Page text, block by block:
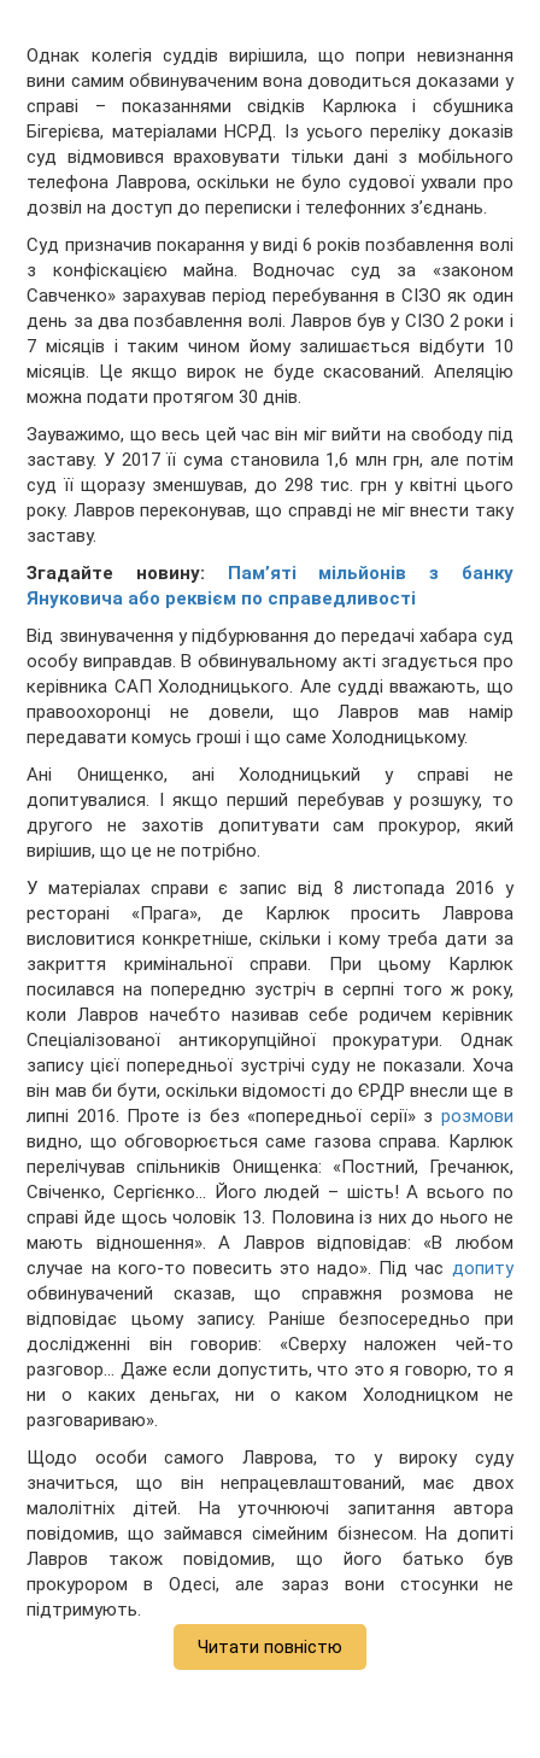
Однак колегія суддів вирішила, що попри невизнання
вини самим обвинуваченим вона доводиться доказами у
справі – показаннями свідків Карлюка і сбушника
Бігерієва, матеріалами НСРД. Із усього переліку доказів
суд відмовився враховувати тільки дані з мобільного
телефона Лаврова, оскільки не було судової ухвали про
дозвіл на доступ до переписки і телефонних з’єднань.
Суд призначив покарання у виді 6 років позбавлення волі
з конфіскацією майна. Водночас суд за «законом
Савченко» зарахував період перебування в СІЗО як один
день за два позбавлення волі. Лавров був у СІЗО 2 роки і
7 місяців і таким чином йому залишається відбути 10
місяців. Це якщо вирок не буде скасований. Апеляцію
можна подати протягом 30 днів.
Зауважимо, що весь цей час він міг вийти на свободу під
заставу. У 2017 її сума становила 1,6 млн грн, але потім
суд її щоразу зменшував, до 298 тис. грн у квітні цього
року. Лавров переконував, що справді не міг внести таку
заставу.
Згадайте новину: Пам’яті мільйонів з банку
Януковича або реквієм по справедливості
Від звинувачення у підбурювання до передачі хабара суд
особу виправдав. В обвинувальному акті згадується про
керівника САП Холодницького. Але судді вважають, що
правоохоронці не довели, що Лавров мав намір
передавати комусь гроші і що саме Холодницькому.
Ані Онищенко, ані Холодницький у справі не
допитувалися. І якщо перший перебував у розшуку, то
другого не захотів допитувати сам прокурор, який
вирішив, що це не потрібно.
У матеріалах справи є запис від 8 листопада 2016 у
ресторані «Прага», де Карлюк просить Лаврова
висловитися конкретніше, скільки і кому треба дати за
закриття кримінальної справи. При цьому Карлюк
посилався на попередню зустріч в серпні того ж року,
коли Лавров начебто називав себе родичем керівник
Спеціалізованої антикорупційної прокуратури. Однак
запису цієї попередньої зустрічі суду не показали. Хоча
він мав би бути, оскільки відомості до ЄРДР внесли ще в
липні 2016. Проте із без «попередньої серії» з розмови
видно, що обговорюється саме газова справа. Карлюк
перелічував спільників Онищенка: «Постний, Гречанюк,
Свіченко, Сергієнко… Його людей – шість! А всього по
справі йде щось чоловік 13. Половина із них до нього не
мають відношення». А Лавров відповідав: «В любом
случае на кого-то повесить это надо». Під час допиту
обвинувачений сказав, що справжня розмова не
відповідає цьому запису. Раніше безпосередньо при
дослідженні він говорив: «Сверху наложен чей-то
разговор… Даже если допустить, что это я говорю, то я
ни о каких деньгах, ни о каком Холодницком не
разговариваю».
Щодо особи самого Лаврова, то у вироку суду
значиться, що він непрацевлаштований, має двох
малолітніх дітей. На уточнюючі запитання автора
повідомив, що займався сімейним бізнесом. На допиті
Лавров також повідомив, що його батько був
прокурором в Одесі, але зараз вони стосунки не
підтримують.
Читати повністю